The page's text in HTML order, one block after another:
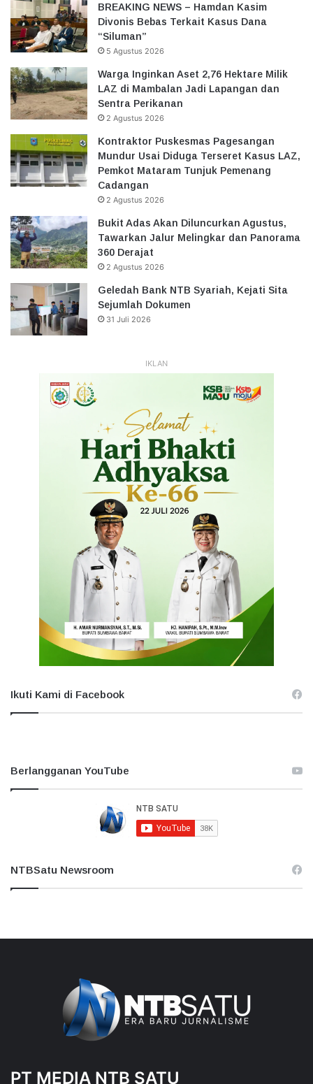
BREAKING NEWS – Hamdan Kasim
Divonis Bebas Terkait Kasus Dana
“Siluman”
5 Agustus 2026
Warga Inginkan Aset 2,76 Hektare Milik
LAZ di Mambalan Jadi Lapangan dan
Sentra Perikanan
2 Agustus 2026
Kontraktor Puskesmas Pagesangan
Mundur Usai Diduga Terseret Kasus LAZ,
Pemkot Mataram Tunjuk Pemenang
Cadangan
2 Agustus 2026
Bukit Adas Akan Diluncurkan Agustus,
Tawarkan Jalur Melingkar dan Panorama
360 Derajat
2 Agustus 2026
Geledah Bank NTB Syariah, Kejati Sita
Sejumlah Dokumen
31 Juli 2026
IKLAN
Ikuti Kami di Facebook
Berlangganan YouTube
NTBSatu Newsroom
PT MEDIA NTB SATU